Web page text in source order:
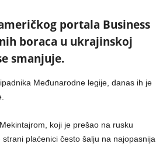
portala Business
boraca u ukrajinskoj
smanjuje.
Međunarodne legije, danas ih je
koji je prešao na rusku
plaćenici često šalju na najopasnija